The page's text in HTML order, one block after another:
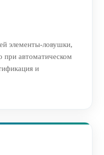
элементы-ловушки,
при автоматическом
и